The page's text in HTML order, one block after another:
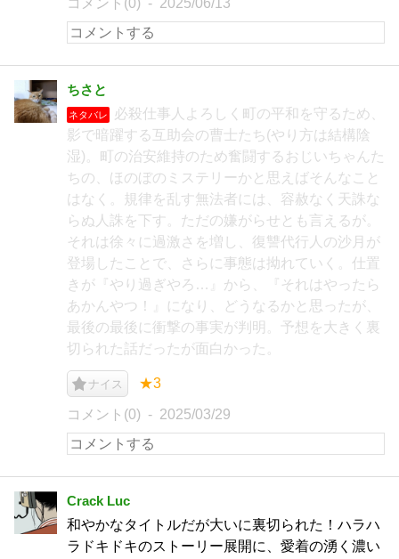
コメント(0) 2025/06/13
ちさと
ネタバレ
必殺仕事人よろしく町の平和を守るため、
影で暗躍する互助会の曹士たち(やり方は結構陰
湿)。町の治安維持のため奮闘するおじいちゃんた
ちの、ほのぼのミステリーかと思えばそんなこと
はなく。規律を乱す無法者には、容赦なく天誅な
らぬ人誅を下す。ただの嫌がらせとも言えるが。
それは徐々に過激さを増し、復讐代行人の沙月が
登場したことで、さらに事態は拗れていく。仕置
きが『やり過ぎやろ…』から、『それはやったら
あかんやつ！』になり、どうなるかと思ったが、
最後の最後に衝撃の事実が判明。予想を大きく裏
切られた話だったが面白かった。
ナイス ★3
コメント(0) 2025/03/29
Crack Luc
和やかなタイトルだが大いに裏切られた！ハラハ
ラドキドキのストーリー展開に、愛着の湧く濃い